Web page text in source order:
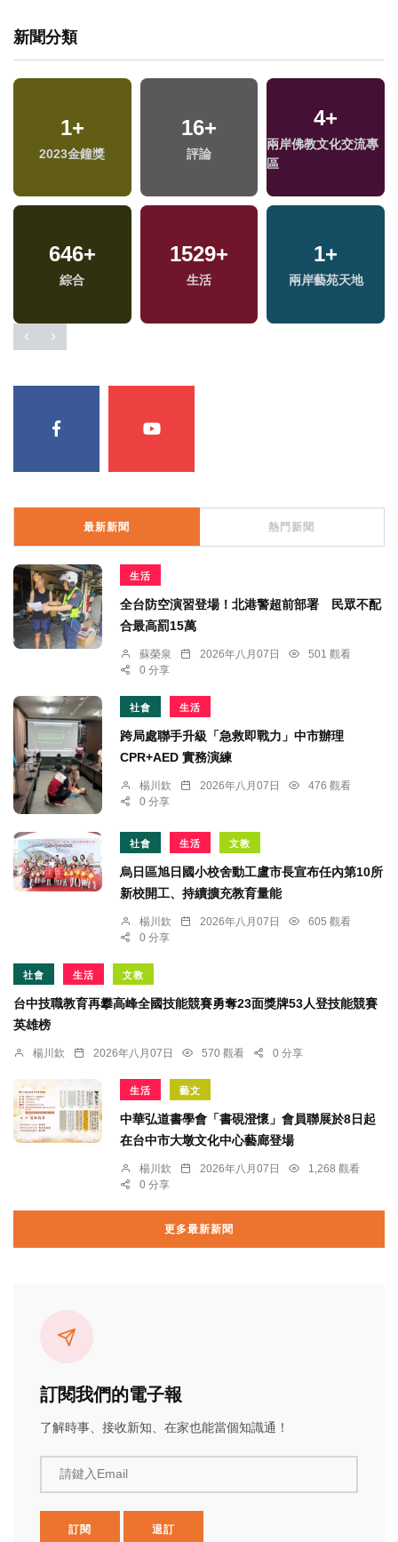
新聞分類
1+
2023金鐘獎
16+
評論
4+
兩岸佛教文化交流專
區
646+
綜合
1529+
生活
1+
兩岸藝苑天地
最新新聞 熱門新聞
生活
全台防空演習登場！北港警超前部署 民眾不配
合最高罰15萬
蘇榮泉 2026年八月07日
501 觀看
0 分享
社會 生活
跨局處聯手升級「急救即戰力」中市辦理
CPR+AED 實務演練
楊川欽 2026年八月07日
476 觀看
0 分享
社會 生活 文教
烏日區旭日國小校舍動工盧市長宣布任內第10所
新校開工、持續擴充教育量能
楊川欽 2026年八月07日
605 觀看
0 分享
社會 生活 文教
台中技職教育再攀高峰全國技能競賽勇奪23面獎牌53人登技能競賽
英雄榜
楊川欽 2026年八月07日 570 觀看 0 分享
生活 藝文
中華弘道書學會「書硯澄懷」會員聯展於8日起
在台中市大墩文化中心藝廊登場
楊川欽 2026年八月07日
1,268 觀看
0 分享
更多最新新聞
訂閱我們的電子報
了解時事、接收新知、在家也能當個知識通！
請鍵入Email
訂閱 退訂